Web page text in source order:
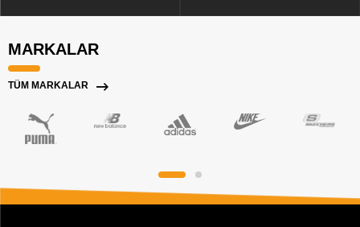
MARKALAR
TÜM MARKALAR